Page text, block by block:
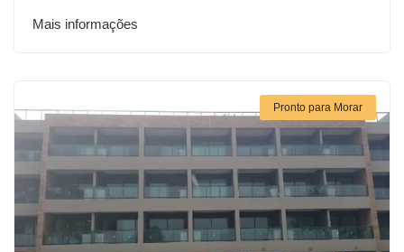
Mais informações
Pronto para Morar